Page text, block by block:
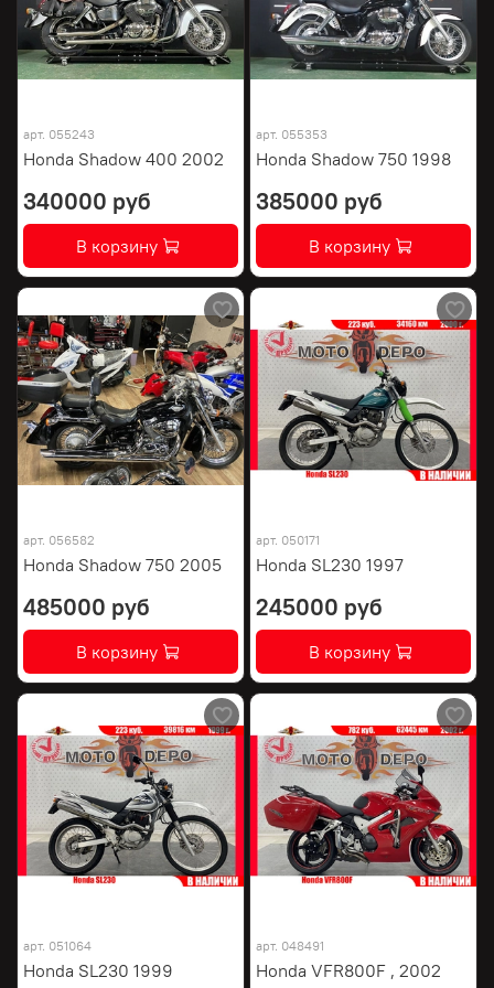
арт. 055243
Honda Shadow 400 2002
340000 руб
В корзину
арт. 055353
Honda Shadow 750 1998
385000 руб
В корзину
арт. 056582
Honda Shadow 750 2005
485000 руб
В корзину
арт. 050171
Honda SL230 1997
245000 руб
В корзину
арт. 051064
Honda SL230 1999
арт. 048491
Honda VFR800F , 2002